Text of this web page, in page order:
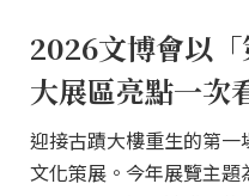
2026文博會以
大展區亮點一次
迎接古蹟大樓重生的第
文化策展。今年展覽主